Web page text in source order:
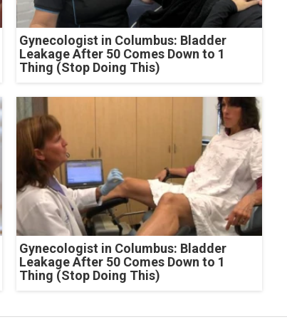
Gynecologist in Columbus: Bladder
Leakage After 50 Comes Down to 1
Thing (Stop Doing This)
Gynecologist in Columbus: Bladder
Leakage After 50 Comes Down to 1
Thing (Stop Doing This)